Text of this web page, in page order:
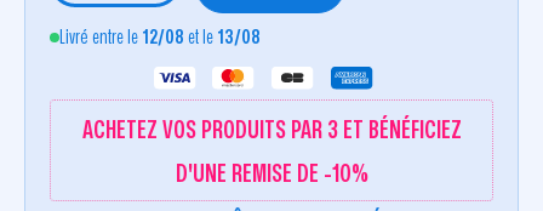
Livré entre le 12/08 et le 13/08
ACHETEZ VOS PRODUITS PAR 3 ET BÉNÉFICIEZ
D'UNE REMISE DE -10%